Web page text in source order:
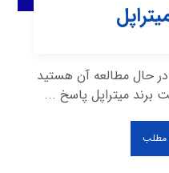
در حال مطالعه آن هستید
برند میتراپل پاسخ ...
مطلب